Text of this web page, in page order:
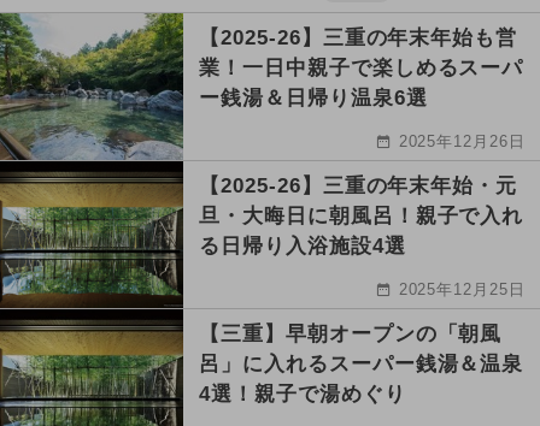
【2025-26】三重の年末年始も営
業！一日中親子で楽しめるスーパ
ー銭湯＆日帰り温泉6選
2025年12月26日
【2025-26】三重の年末年始・元
旦・大晦日に朝風呂！親子で入れ
る日帰り入浴施設4選
2025年12月25日
【三重】早朝オープンの「朝風
呂」に入れるスーパー銭湯＆温泉
4選！親子で湯めぐり